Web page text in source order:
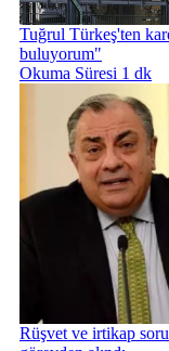
Tuğrul Türkeş'ten
buluyorum"
Okuma Süresi 1 dk
Rüşvet ve irtikap